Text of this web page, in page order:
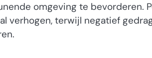
omgeving te bevorderen.
verhogen, terwijl negatief